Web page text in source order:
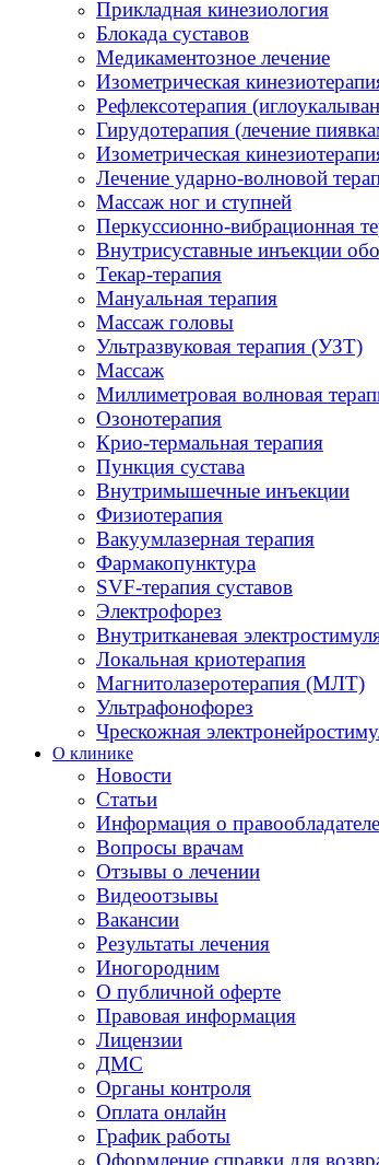
Прикладная кинезиология
Блокада суставов
Медикаментозное лечение
Изометрическая
Рефлексотерапия
Гирудотерапия (лечение
Изометрическая
Лечение ударно-волновой
Массаж ног и ступней
Перкуссионно-вибрационная
Внутрисуставные инъекции
Текар-терапия
Мануальная терапия
Массаж головы
Ультразвуковая терапия (УЗТ)
Массаж
Миллиметровая волновая
Озонотерапия
Крио-термальная терапия
Пункция сустава
Внутримышечные инъекции
Физиотерапия
Вакуумлазерная терапия
Фармакопунктура
SVF-терапия суставов
Электрофорез
Внутритканевая
Локальная криотерапия
Магнитолазеротерапия (МЛТ)
Ультрафонофорез
Чрескожная
О клинике
Новости
Статьи
Информация о правообладателе
Вопросы врачам
Отзывы о лечении
Видеоотзывы
Вакансии
Результаты лечения
Иногородним
О публичной оферте
Правовая информация
Лицензии
ДМС
Органы контроля
Оплата онлайн
График работы
Оформление справки для